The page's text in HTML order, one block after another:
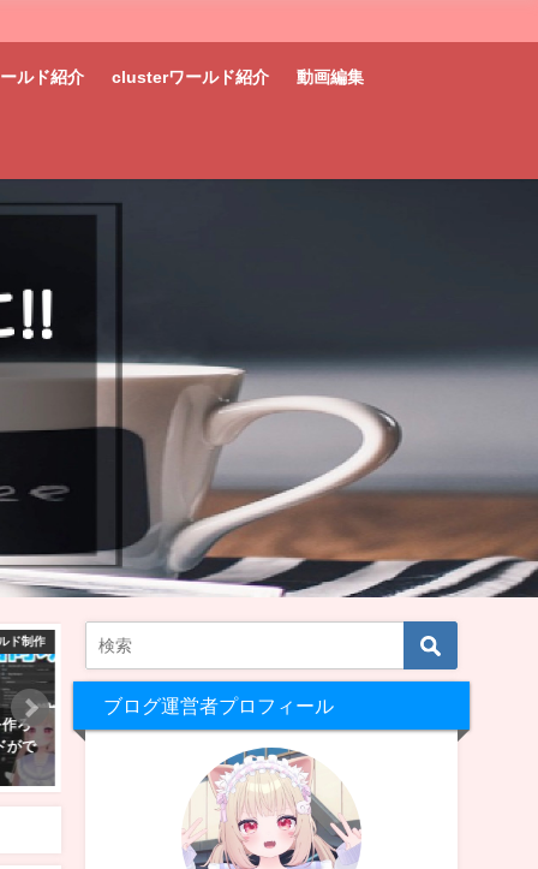
ルド紹介 clusterワールド紹介 動画編集
VRChat景観
VRChatを
本人と会
をアップロード！入れたアセット
とその設定方法【Still Blue】
2026年5月14日
る！景色のきれいな
ブログ運営者プロフィール